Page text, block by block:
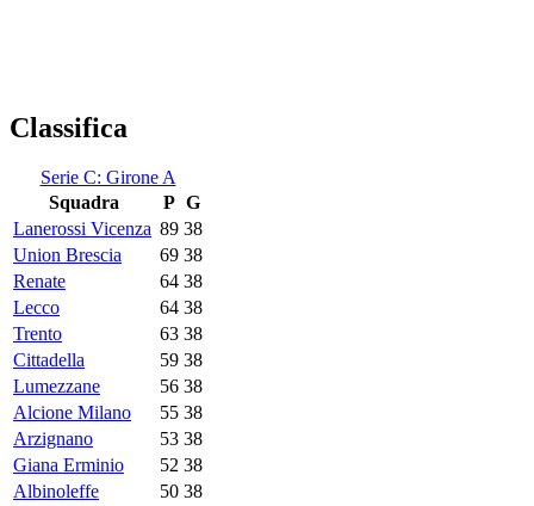
Classifica
Serie C: Girone A
Squadra
P G
Lanerossi Vicenza 89 38
Union Brescia
69 38
Renate
64 38
Lecco
64 38
Trento
63 38
Cittadella
59 38
Lumezzane
56 38
Alcione Milano
55 38
Arzignano
53 38
Giana Erminio
52 38
Albinoleffe
50 38